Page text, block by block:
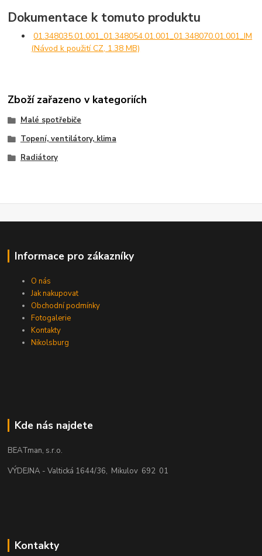
Dokumentace k tomuto produktu
01.348035.01.001_01.348054.01.001_01.348070.01.001_IM
(Návod k použití CZ, 1.38 MB)
Zboží zařazeno v kategoriích
Malé spotřebiče
Topení, ventilátory, klima
Radiátory
Informace pro zákazníky
O nás
Jak nakupovat
Obchodní podmínky
Fotogalerie
Kontakty
Nikolsburg
Kde nás najdete
BEATman, s.r.o.
VÝDEJNA - Valtická 1644/36, Mikulov 692 01
Kontakty